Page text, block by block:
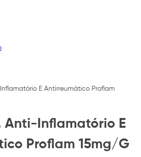
E Antirreumático Proflam
Anti-Inflamatório E
Proflam 15mg/G